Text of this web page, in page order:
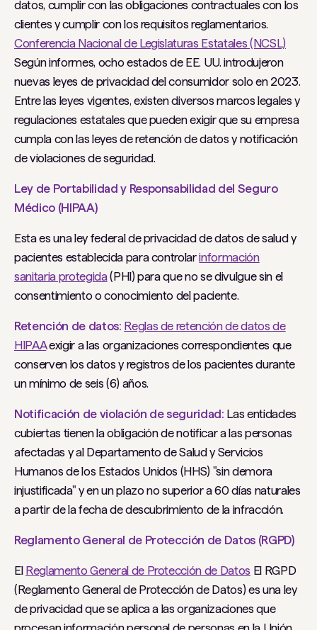
datos, cumplir con las obligaciones contractuales con los
clientes y cumplir con los requisitos reglamentarios.
Conferencia Nacional de Legislaturas Estatales (NCSL)
Según informes, ocho estados de EE. UU. introdujeron
nuevas leyes de privacidad del consumidor solo en 2023.
Entre las leyes vigentes, existen diversos marcos legales y
regulaciones estatales que pueden exigir que su empresa
cumpla con las leyes de retención de datos y notificación
de violaciones de seguridad.
Ley de Portabilidad y Responsabilidad del Seguro
Médico (HIPAA)
Esta es una ley federal de privacidad de datos de salud y
pacientes establecida para controlarinformación
sanitaria protegida(PHI) para que no se divulgue sin el
consentimiento o conocimiento del paciente.
Retención de datos: Reglas de retención de datos de
HIPAAexigir a las organizaciones correspondientes que
conserven los datos y registros de los pacientes durante
un mínimo de seis (6) años.
Notificación de violación de seguridad: Las entidades
cubiertas tienen la obligación de notificar a las personas
afectadas y al Departamento de Salud y Servicios
Humanos de los Estados Unidos (HHS) "sin demora
injustificada" y en un plazo no superior a 60 días naturales
a partir de la fecha de descubrimiento de la infracción.
Reglamento General de Protección de Datos (RGPD)
El Reglamento General de Protección de Datos El RGPD
(Reglamento General de Protección de Datos) es una ley
de privacidad que se aplica a las organizaciones que